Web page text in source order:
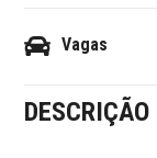
Vagas
DESCRIÇÃO